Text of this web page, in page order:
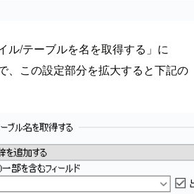
ル/テーブルを名を取得する」に
、この設定部分を拡大すると下記の